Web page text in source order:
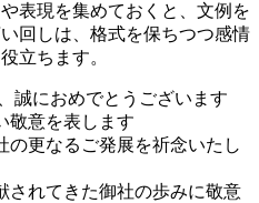
表現を集めておくと、文例を
回しは、格式を保ちつつ感情
立ちます。
誠におめでとうございます
敬意を表します
の更なるご発展を祈念いたし
されてきた御社の歩みに敬意